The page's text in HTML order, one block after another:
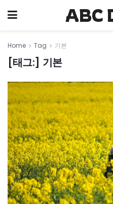
ABC
Home Tag 기본
[태그:] 기본